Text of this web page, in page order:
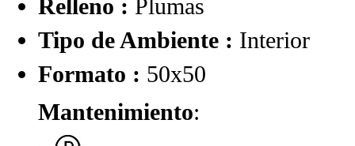
Relleno : Plumas
Tipo de Ambiente : Interior
Formato : 50x50
Mantenimiento: